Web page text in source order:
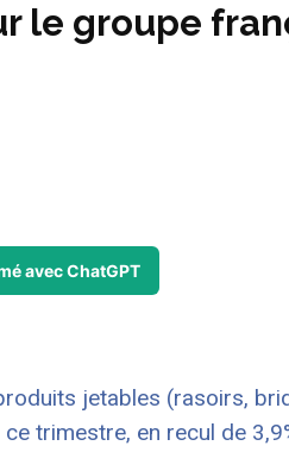
le groupe
avec ChatGPT
jetables (rasoirs,
trimestre, en recul de